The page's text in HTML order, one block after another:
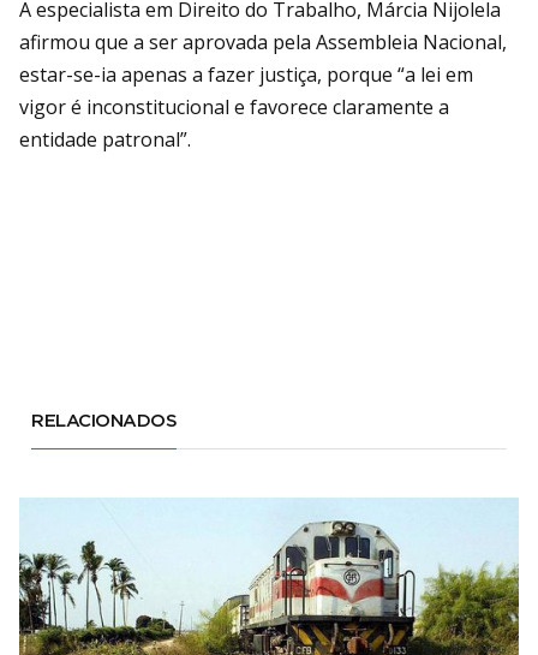
A especialista em Direito do Trabalho, Márcia Nijolela
afirmou que a ser aprovada pela Assembleia Nacional,
estar-se-ia apenas a fazer justiça, porque “a lei em
vigor é inconstitucional e favorece claramente a
entidade patronal”.
RELACIONADOS